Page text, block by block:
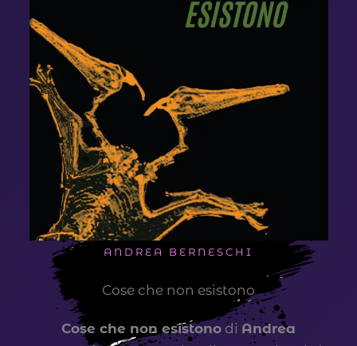
ANDREA BERNESCHI
Cose che non esistono
Cose che non esistono di Andrea